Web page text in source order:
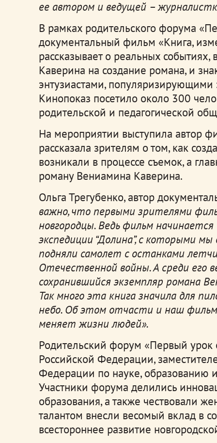
ее автором и ведущей –
В рамках родительского форума
документальный фильм «Книга,
рассказывает о реальных
Каверина на создание романа, и
энтузиастами,
Кинопоказ посетило около 300
родительской и педагогической
На мероприятии выступила автор
рассказала зрителям о том, как
возникали в процессе съемок, а
роману Вениамина Каверина.
Ольга Трегубенко, автор
важно, что первыми зрителями
новгородцы. Ведь фильм
экспедиции “Долина”, с которыми
подняли самолет с останками
Отечественной войны. А среди его
сохранившийся экземпляр романа
Так много эта книга значила для
небо. Об этом отчасти и наш
меняет жизни людей».
Родительский форум «Первый урок
Российской Федерации,
Федерации по науке, образованию
Участники форума делились
образования, а также чествовали
талантом внесли весомый вклад в
всестороннее развитие